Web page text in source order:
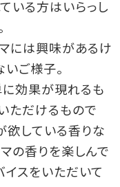
いる方はいらっし
には興味があるけ
いご様子。
に効果が現れるも
ただけるもので
欲している香りな
の香りを楽しんで
イスをいただいて